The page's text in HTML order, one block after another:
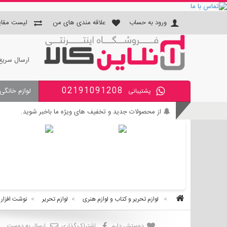
ورود به حساب علاقه مندی های من لیست
ارسال
پشتیبانی 02191091208 لوازم
از محصولات جدید و تخفیف های ویژه ما باخبر شوید.
بی واسطه و مطمئن خرید کنید.
> لوازم تحریر و کتاب و لوازم هنری > لوازم تحریر > نوشت افزار